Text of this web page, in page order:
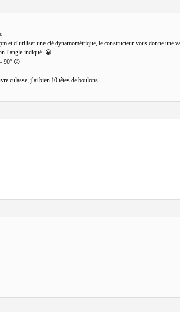
et d’utiliser une clé dynamométrique, le constructeur vous donne une
l’angle indiqué. 😀
90° 😕
culasse, j’ai bien 10 têtes de boulons